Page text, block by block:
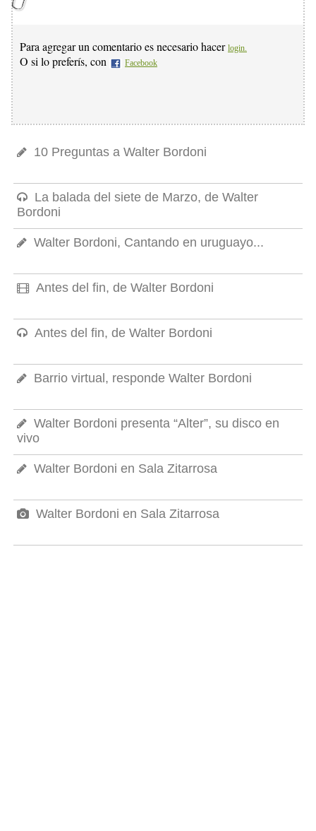
Para agregar un comentario es necesario hacer login.
O si lo preferís, con Facebook
10 Preguntas a Walter Bordoni
La balada del siete de Marzo, de Walter
Bordoni
Walter Bordoni, Cantando en uruguayo...
Antes del fin, de Walter Bordoni
Antes del fin, de Walter Bordoni
Barrio virtual, responde Walter Bordoni
Walter Bordoni presenta “Alter”, su disco en
vivo
Walter Bordoni en Sala Zitarrosa
Walter Bordoni en Sala Zitarrosa